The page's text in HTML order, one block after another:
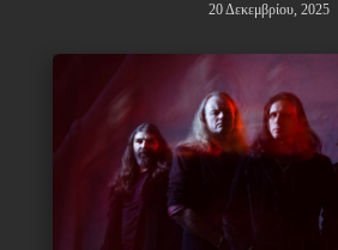
20 Δεκεμβρίου, 2025